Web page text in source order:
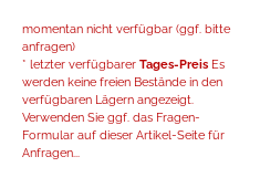
momentan nicht verfügbar (ggf. bitte
anfragen)
* letzter verfügbarer Tages-Preis Es
werden keine freien Bestände in den
verfügbaren Lägern angezeigt.
Verwenden Sie ggf. das Fragen-
Formular auf dieser Artikel-Seite für
Anfragen...